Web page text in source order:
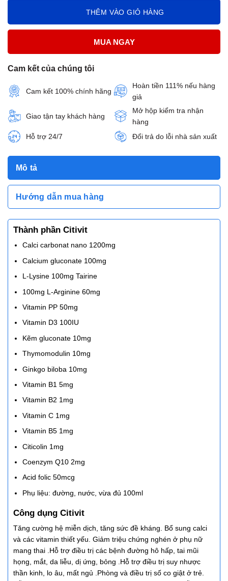
THÊM VÀO GIỎ HÀNG
MUA NGAY
Cam kết của chúng tôi
Cam kết 100% chính hãng
Hoàn tiền 111% nếu hàng
giả
Giao tận tay khách hàng
Mở hộp kiểm tra nhận
hàng
Hỗ trợ 24/7
Đổi trả do lỗi nhà sản xuất
Mô tả
Hướng dẫn mua hàng
Thành phần Citivit
Calci carbonat nano 1200mg
Calcium gluconate 100mg
L-Lysine 100mg Tairine
100mg L-Arginine 60mg
Vitamin PP 50mg
Vitamin D3 100IU
Kẽm gluconate 10mg
Thymomodulin 10mg
Ginkgo biloba 10mg
Vitamin B1 5mg
Vitamin B2 1mg
Vitamin C 1mg
Vitamin B5 1mg
Citicolin 1mg
Coenzym Q10 2mg
Acid folic 50mcg
Phụ liệu: đường, nước, vừa đủ 100ml
Công dụng Citivit
Tăng cường hệ miễn dịch, tăng sức đề kháng. Bổ sung calci
và các vitamin thiết yếu. Giảm triệu chứng nghén ở phụ nữ
mang thai .Hỗ trợ điều trị các bệnh đường hô hấp, tai mũi
họng, mắt, da liễu, dị ứng, bỏng .Hỗ trợ điều trị suy nhược
thần kinh, lo âu, mất ngủ .Phòng và điều trị số co giật ở trẻ.